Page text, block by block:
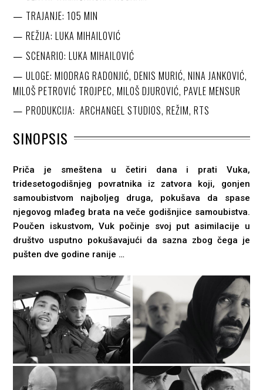
TRAJANJE: 105 MIN
REŽIJA: LUKA MIHAILOVIĆ
SCENARIO: LUKA MIHAILOVIĆ
ULOGE: MIODRAG RADONJIĆ, DENIS MURIĆ, NINA JANKOVIĆ,
MILOŠ PETROVIĆ TROJPEC, MILOŠ DJUROVIĆ, PAVLE MENSUR
PRODUKCIJA: ARCHANGEL STUDIOS, REŽIM, RTS
SINOPSIS
Priča je smeštena u četiri dana i prati Vuka,
tridesetogodišnjeg povratnika iz zatvora koji, gonjen
samoubistvom najboljeg druga, pokušava da spase
njegovog mlađeg brata na veče godišnjice samoubistva.
Poučen iskustvom, Vuk počinje svoj put asimilacije u
društvo usputno pokušavajući da sazna zbog čega je
pušten dve godine ranije …